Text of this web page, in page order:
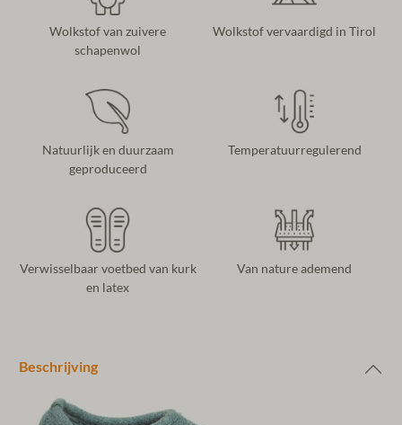
Wolkstof van zuivere
schapenwol
Wolkstof vervaardigd in Tirol
Natuurlijk en duurzaam
geproduceerd
Temperatuurregulerend
Verwisselbaar voetbed van kurk
en latex
Van nature ademend
Beschrijving